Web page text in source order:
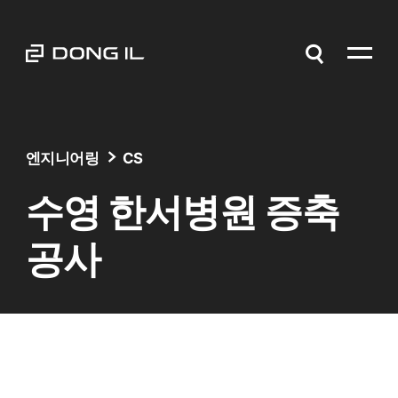
엔지니어링 CS
수영 한서병원 증축
공사